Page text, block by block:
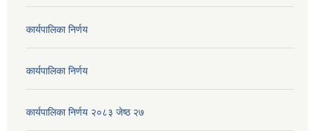
कार्यपालिका निर्णय
कार्यपालिका निर्णय
कार्यपालिका निर्णय २०८३ जेष्ठ २७